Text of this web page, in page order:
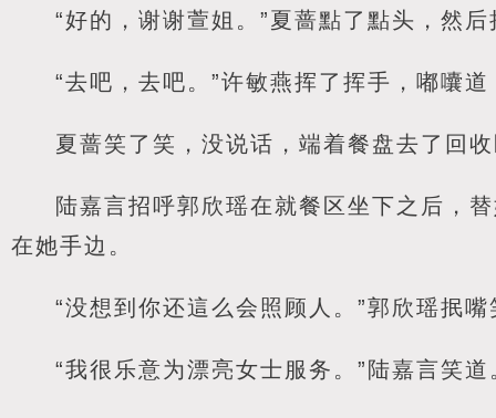
“好的，谢谢萱姐。”夏蔷點了點头，然
“去吧，去吧。”许敏燕挥了挥手，嘟囔
夏蔷笑了笑，没说话，端着餐盘去了回
陆嘉言招呼郭欣瑶在就餐区坐下之后，
在她手边。
“没想到你还這么会照顾人。”郭欣瑶抿嘴
“我很乐意为漂亮女士服务。”陆嘉言笑道